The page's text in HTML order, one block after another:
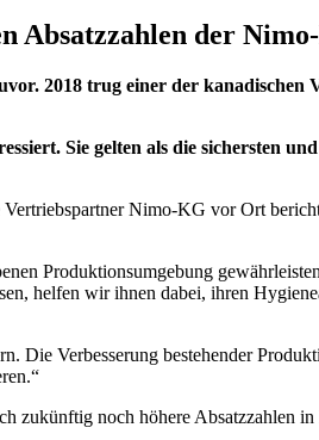
Absatzzahlen der
2018 trug einer der kanadischen
Sie gelten als die sichersten
Nimo-KG vor Ort
Produktionsumgebung
helfen wir ihnen dabei, ihren
Verbesserung bestehender
zukünftig noch höhere Absatzzahlen